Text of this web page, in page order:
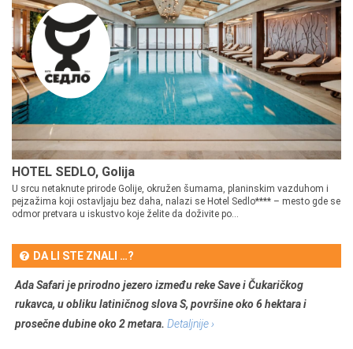
HOTEL SEDLO, Golija
U srcu netaknute prirode Golije, okružen šumama, planinskim vazduhom i
pejzažima koji ostavljaju bez daha, nalazi se Hotel Sedlo**** – mesto gde se
odmor pretvara u iskustvo koje želite da doživite po...
DA LI STE ZNALI …?
Ada Safari je prirodno jezero između reke Save i Čukaričkog
rukavca, u obliku latiničnog slova S, površine oko 6 hektara i
prosečne dubine oko 2 metara. Detaljnije ›